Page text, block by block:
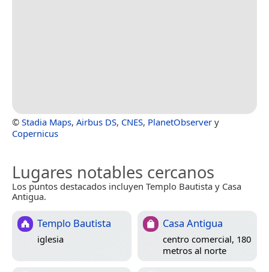
© Stadia Maps, Airbus DS, CNES, PlanetObserver y
Copernicus
Lugares notables cercanos
Los puntos destacados incluyen Templo Bautista y Casa
Antigua.
Templo Bautista
iglesia
Casa Antigua
centro comercial, 180
metros al norte